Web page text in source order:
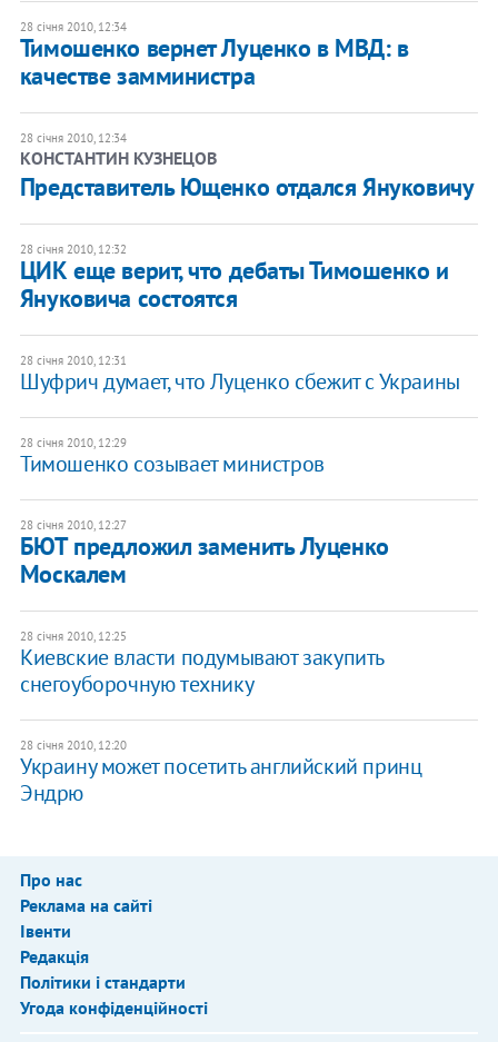
28 січня 2010, 12:34
Тимошенко вернет Луценко в МВД: в
качестве замминистра
28 січня 2010, 12:34
КОНСТАНТИН КУЗНЕЦОВ
Представитель Ющенко отдался Януковичу
28 січня 2010, 12:32
ЦИК еще верит, что дебаты Тимошенко и
Януковича состоятся
28 січня 2010, 12:31
Шуфрич думает, что Луценко сбежит с Украины
28 січня 2010, 12:29
Тимошенко созывает министров
28 січня 2010, 12:27
БЮТ предложил заменить Луценко
Москалем
28 січня 2010, 12:25
Киевские власти подумывают закупить
снегоуборочную технику
28 січня 2010, 12:20
Украину может посетить английский принц
Эндрю
Про нас
Реклама на сайті
Івенти
Редакція
Політики і стандарти
Угода конфіденційності